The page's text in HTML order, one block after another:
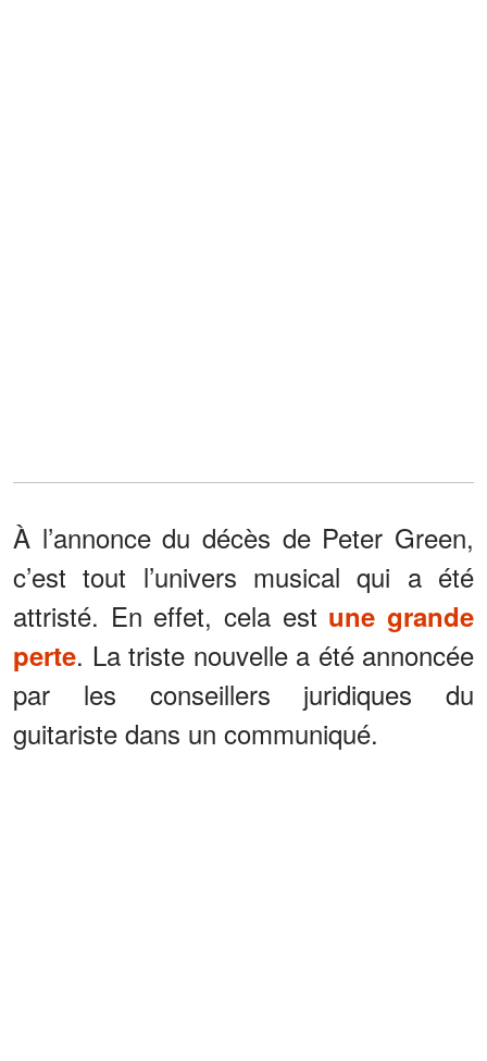
À l’annonce du décès de Peter Green,
c’est tout l’univers musical qui a été
attristé. En effet, cela est une grande
perte. La triste nouvelle a été annoncée
par les conseillers juridiques du
guitariste dans un communiqué.